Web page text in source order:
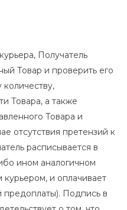
Получатель
Товар и проверить его
количеству,
Товара, а также
Товара и
отсутствия претензий к
расписывается в
ином аналогичном
и оплачивает
предоплаты). Подпись в